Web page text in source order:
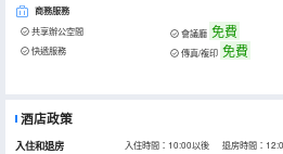
商務服務
共享辦公空間 會議廳 免費
快遞服務
傳真/複印 免費
酒店政策
入住和退房 入住時間：10:00以後 退房時間：